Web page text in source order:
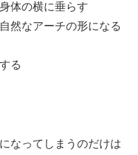
身体の横に垂らす
然なアーチの形になる
る
なってしまうのだけは